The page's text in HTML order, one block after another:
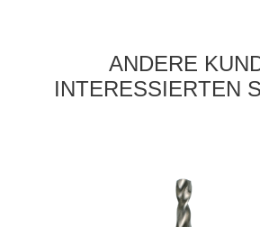
ANDERE
INTERESSIERTEN